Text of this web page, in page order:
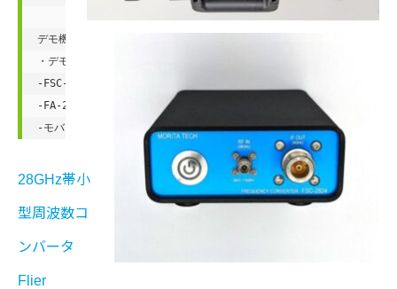
デモ機セット無料貸し出し開始
・デモ機セット内容
-FSC-2824　周波数コンバータ
-FA-291 28GHz帯　アンテナカプラ
-モバイルバッテリー、ACアダプタ、専用ケース
28GHz帯小
型周波数コ
ンバータ
Flier